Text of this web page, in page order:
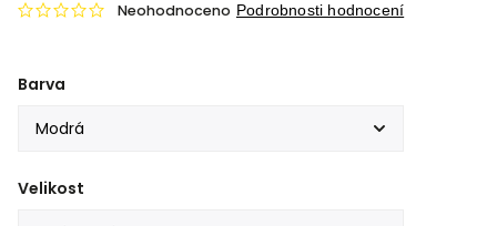
Neohodnoceno Podrobnosti hodnocení
Barva
Velikost